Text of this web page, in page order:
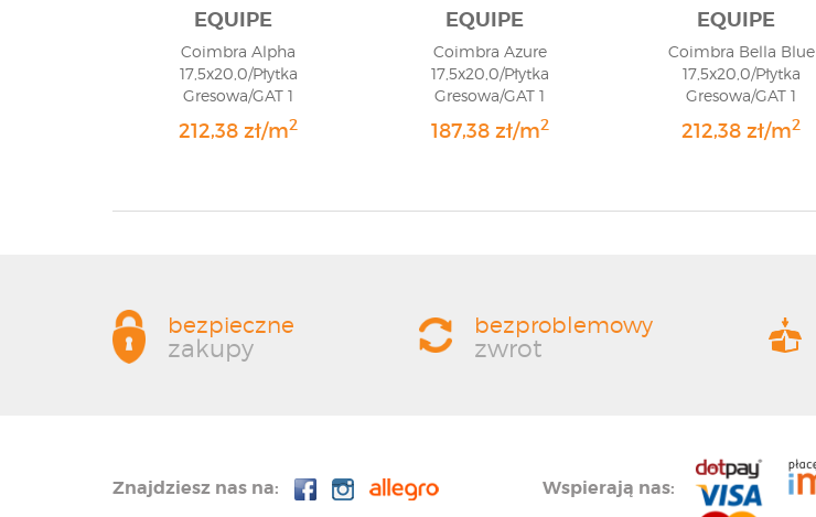
EQUIPE
Coimbra Alpha
17,5x20,0/Płytka
Gresowa/GAT 1
212,38 zł/m2
EQUIPE
Coimbra Azure
17,5x20,0/Płytka
Gresowa/GAT 1
187,38 zł/m2
EQUIPE
Coimbra Bella Blue
17,5x20,0/Płytka
Gresowa/GAT 1
212,38 zł/m2
bezpieczne
zakupy
bezproblemowy
zwrot
Wspierają nas:
Znajdziesz nas na: